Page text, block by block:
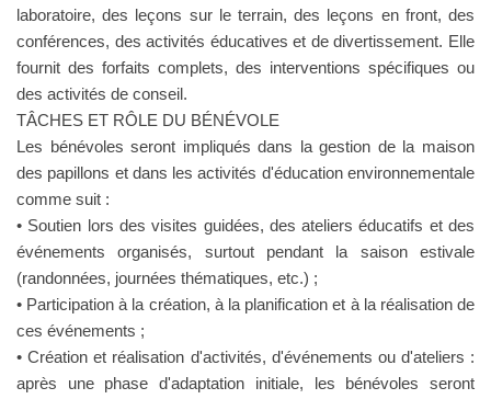
laboratoire, des leçons sur le terrain, des leçons en front, des
conférences, des activités éducatives et de divertissement. Elle
fournit des forfaits complets, des interventions spécifiques ou
des activités de conseil.
TÂCHES ET RÔLE DU BÉNÉVOLE
Les bénévoles seront impliqués dans la gestion de la maison
des papillons et dans les activités d'éducation environnementale
comme suit :
• Soutien lors des visites guidées, des ateliers éducatifs et des
événements organisés, surtout pendant la saison estivale
(randonnées, journées thématiques, etc.) ;
• Participation à la création, à la planification et à la réalisation de
ces événements ;
• Création et réalisation d'activités, d'événements ou d'ateliers :
après une phase d'adaptation initiale, les bénévoles seront